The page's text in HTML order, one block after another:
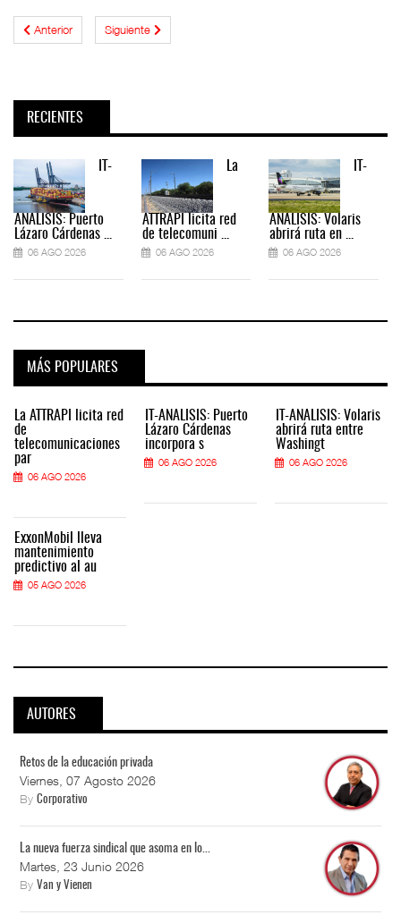
Anterior Siguiente
RECIENTES
IT-
ANÁLISIS: Puerto
Lázaro Cárdenas ...
06 AGO 2026
La
ATTRAPI licita red
de telecomuni ...
06 AGO 2026
IT-
ANÁLISIS: Volaris
abrirá ruta en ...
06 AGO 2026
MÁS POPULARES
La ATTRAPI licita red
de
telecomunicaciones
par
06 AGO 2026
ExxonMobil lleva
mantenimiento
predictivo al au
05 AGO 2026
IT-ANÁLISIS: Puerto
Lázaro Cárdenas
incorpora s
06 AGO 2026
IT-ANÁLISIS: Volaris
abrirá ruta entre
Washingt
06 AGO 2026
AUTORES
Retos de la educación privada
Viernes, 07 Agosto 2026
By Corporativo
La nueva fuerza sindical que asoma en lo...
Martes, 23 Junio 2026
By Van y Vienen